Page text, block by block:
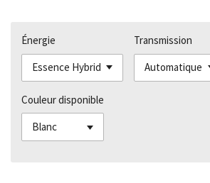
Énergie Transmission
Couleur disponible